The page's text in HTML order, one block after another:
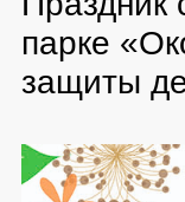
парке
защиты